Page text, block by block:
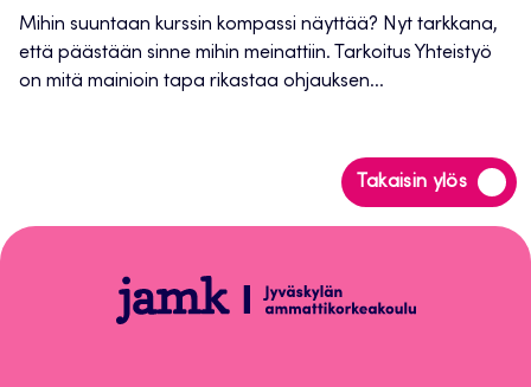
Mihin suuntaan kurssin kompassi näyttää? Nyt tarkkana,
että päästään sinne mihin meinattiin. Tarkoitus Yhteistyö
on mitä mainioin tapa rikastaa ohjauksen...
Takaisin ylös
Siirry
takaisin
Opetus